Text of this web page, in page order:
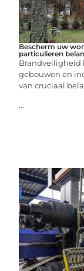
Bescherm uw
particulieren
Brandveiligheid
gebouwen en
van cruciaal
...